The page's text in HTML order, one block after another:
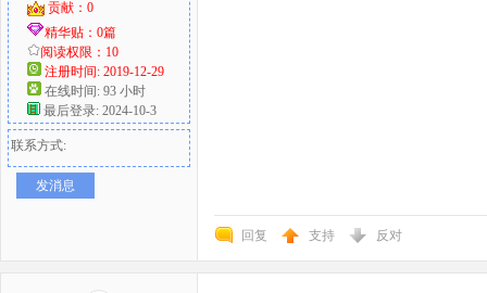
贡献：0
精华贴：0篇
阅读权限：10
注册时间: 2019-12-29
在线时间: 93 小时
最后登录: 2024-10-3
联系方式:
发消息
回复 支持 反对